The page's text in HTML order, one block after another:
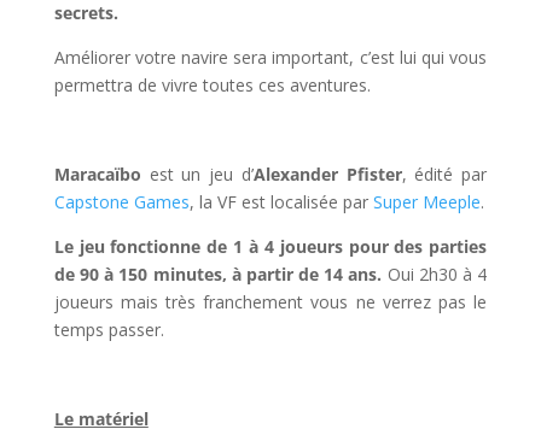
secrets.
Améliorer votre navire sera important, c’est lui qui vous
permettra de vivre toutes ces aventures.
Maracaïbo est un jeu d’Alexander Pfister, édité par
Capstone Games, la VF est localisée par Super Meeple.
Le jeu fonctionne de 1 à 4 joueurs pour des parties
de 90 à 150 minutes, à partir de 14 ans. Oui 2h30 à 4
joueurs mais très franchement vous ne verrez pas le
temps passer.
Le matériel